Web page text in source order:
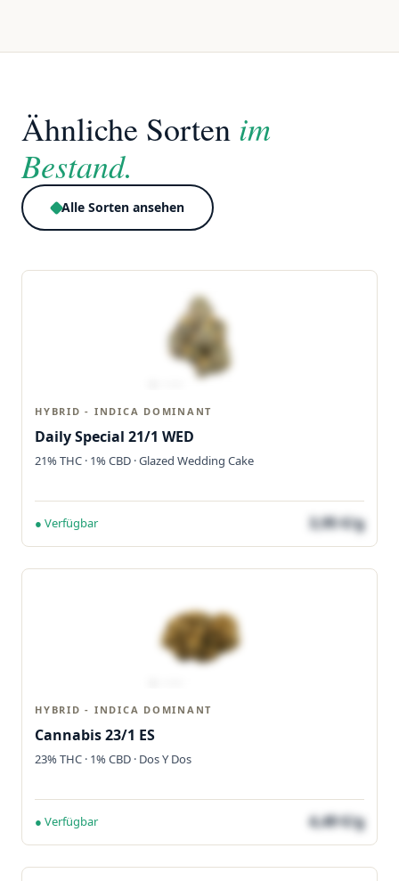
Ähnliche Sorten im
Bestand.
Alle Sorten ansehen
HYBRID - INDICA DOMINANT
Daily Special 21/1 WED
21% THC · 1% CBD · Glazed Wedding Cake
● Verfügbar 3,95 €/g
HYBRID - INDICA DOMINANT
Cannabis 23/1 ES
23% THC · 1% CBD · Dos Y Dos
● Verfügbar 4,49 €/g